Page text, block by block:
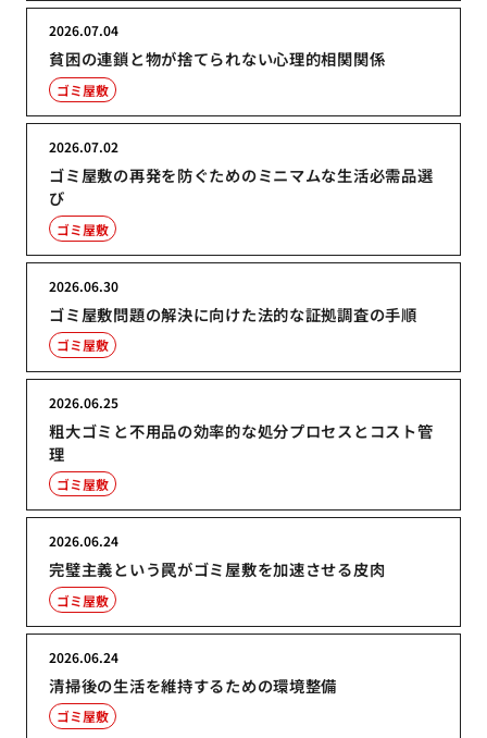
貧困の連鎖と物が捨てられない心理的相関関係
2026.07.04
ゴミ屋敷
ゴミ屋敷の再発を防ぐためのミニマムな生活必需品選
び
2026.07.02
ゴミ屋敷
ゴミ屋敷問題の解決に向けた法的な証拠調査の手順
2026.06.30
ゴミ屋敷
粗大ゴミと不用品の効率的な処分プロセスとコスト管
理
2026.06.25
ゴミ屋敷
完璧主義という罠がゴミ屋敷を加速させる皮肉
2026.06.24
ゴミ屋敷
清掃後の生活を維持するための環境整備
2026.06.24
ゴミ屋敷